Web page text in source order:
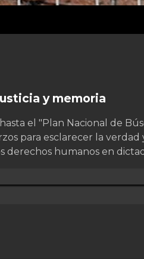
y memoria
el "Plan Nacional de
para esclarecer la
derechos humanos en